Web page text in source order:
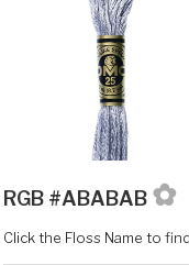
RGB #ABABAB ✿
Click the Floss Name to